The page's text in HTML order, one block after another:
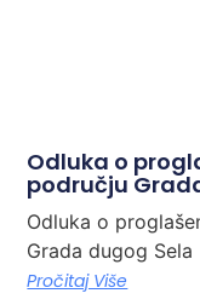
Odluka o
području
Odluka o
Grada dugog Sela
Pročitaj Više